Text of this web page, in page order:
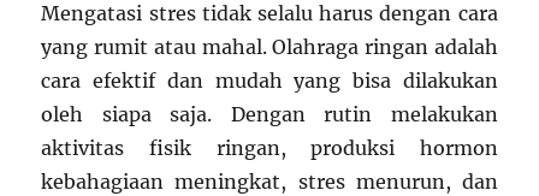
Mengatasi stres tidak selalu harus dengan cara
yang rumit atau mahal. Olahraga ringan adalah
cara efektif dan mudah yang bisa dilakukan
oleh siapa saja. Dengan rutin melakukan
aktivitas fisik ringan, produksi hormon
kebahagiaan meningkat, stres menurun, dan